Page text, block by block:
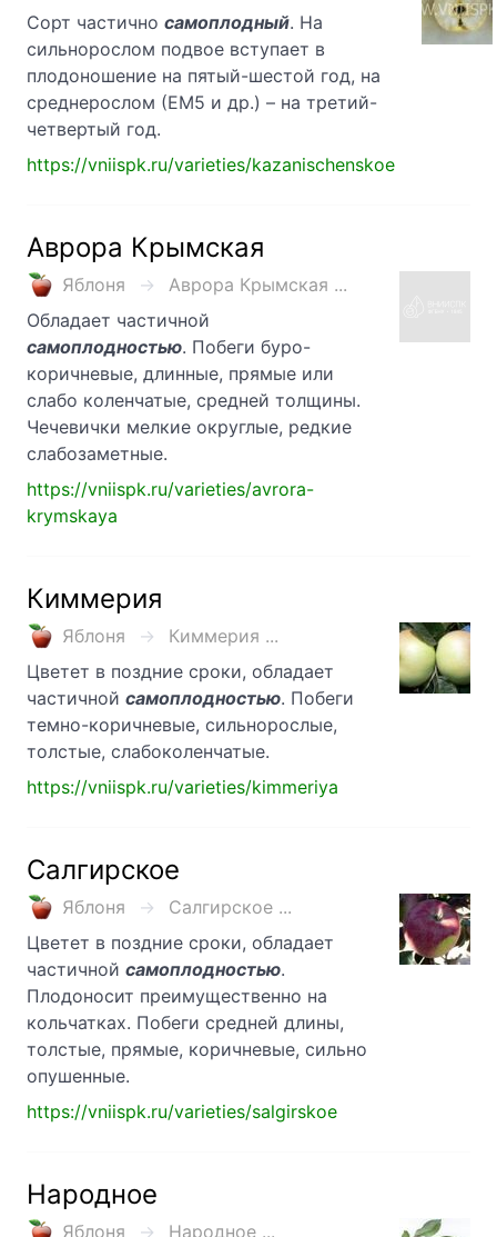
Сорт частично самоплодный. На
сильнорослом подвое вступает в
плодоношение на пятый-шестой год, на
среднерослом (ЕМ5 и др.) – на третий-
четвертый год.
https://vniispk.ru/varieties/kazanischenskoe
Аврора Крымская
Яблоня
Аврора Крымская ...
Обладает частичной
самоплодностью. Побеги буро-
коричневые, длинные, прямые или
слабо коленчатые, средней толщины.
Чечевички мелкие округлые, редкие
слабозаметные.
https://vniispk.ru/varieties/avrora-
krymskaya
Киммерия
Яблоня
Киммерия ...
Цветет в поздние сроки, обладает
частичной самоплодностью. Побеги
темно-коричневые, сильнорослые,
толстые, слабоколенчатые.
https://vniispk.ru/varieties/kimmeriya
Салгирское
Яблоня
Салгирское ...
Цветет в поздние сроки, обладает
частичной самоплодностью.
Плодоносит преимущественно на
кольчатках. Побеги средней длины,
толстые, прямые, коричневые, сильно
опушенные.
https://vniispk.ru/varieties/salgirskoe
Народное
Яблоня Народное ...